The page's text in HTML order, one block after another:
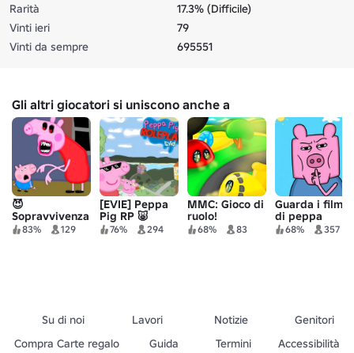
Rarità
17.3% (Difficile)
Vinti ieri
79
Vinti da sempre
695551
Gli altri giocatori si uniscono anche a
😈
Sopravvivenza
Peppa Pig
83% 129
[EVIE] Peppa
Pig RP 🐷
76% 294
MMC: Gioco di
ruolo!
68% 83
Guarda i film
di peppa
maledetti
68% 357
Su di noi Lavori Notizie
Genitori
Compra Carte regalo
Guida Termini Accessibilità